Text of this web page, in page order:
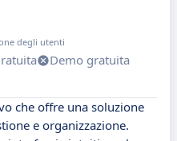
degli utenti
Demo gratuita
che offre una soluzione
e organizzazione.